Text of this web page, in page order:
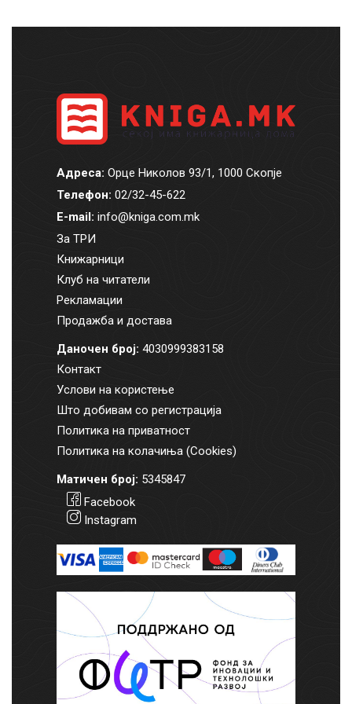
Адреса: Орце Николов 93/1, 1000 Скопје
Телефон: 02/32-45-622
E-mail: info@kniga.com.mk
За ТРИ
Книжарници
Клуб на читатели
Рекламации
Продажба и достава
Даночен број: 4030999383158
Контакт
Услови на користење
Што добивам со регистрација
Политика на приватност
Политика на колачиња (Cookies)
Матичен број: 5345847
Facebook
Instagram